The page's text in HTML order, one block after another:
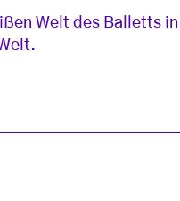
Welt des Balletts in